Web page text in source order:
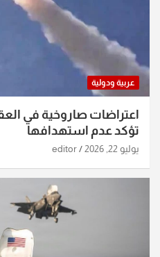
عربية ودولية
اعتراضات صاروخية في
تؤكد عدم استهدافها
يوليو 22, 2026 editor